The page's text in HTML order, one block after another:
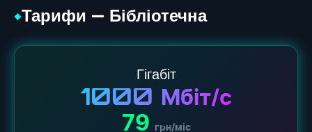
◆Тарифи — Бібліотечна
Гігабіт
1000 Мбіт/с
79 грн/міс